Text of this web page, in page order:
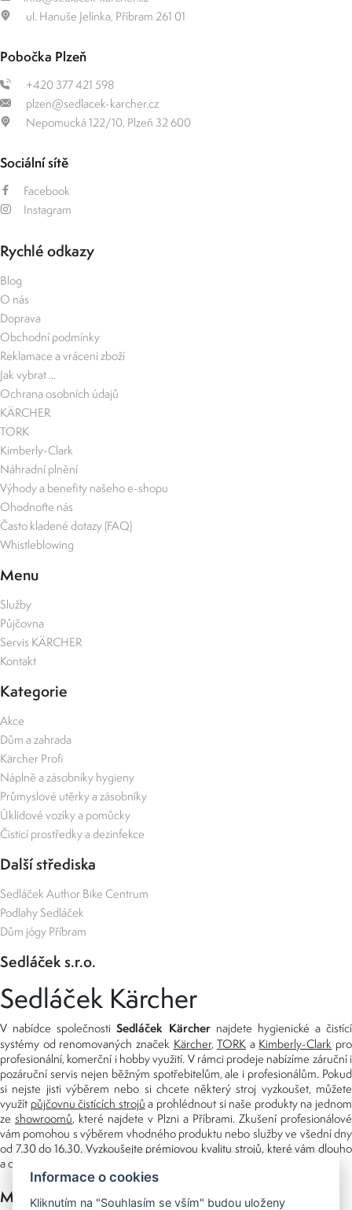
ul. Hanuše Jelínka, Příbram 261 01
Pobočka Plzeň
+420 377 421 598
plzen@sedlacek-karcher.cz
Nepomucká 122/10, Plzeň 32 600
Sociální sítě
Facebook
Instagram
Rychlé odkazy
Blog
O nás
Doprava
Obchodní podmínky
Reklamace a vrácení zboží
Jak vybrat ...
Ochrana osobních údajů
KÄRCHER
TORK
Kimberly-Clark
Náhradní plnění
Výhody a benefity našeho e-shopu
Ohodnoťte nás
Často kladené dotazy (FAQ)
Whistleblowing
Menu
Služby
Půjčovna
Servis KÄRCHER
Kontakt
Kategorie
Akce
Dům a zahrada
Kärcher Profi
Náplně a zásobníky hygieny
Průmyslové utěrky a zásobníky
Úklidové vozíky a pomůcky
Čisticí prostředky a dezinfekce
Další střediska
Sedláček Author Bike Centrum
Podlahy Sedláček
Dům jógy Příbram
Sedláček s.r.o.
Sedláček Kärcher
V nabídce společnostiSedláček Kärchernajdete hygienické a čistící
systémy od renomovaných značek Kärcher,TORK a Kimberly-Clark pro
profesionální, komerční i hobby využití. V rámci prodeje nabízíme záruční i
pozáruční servis nejen běžným spotřebitelům, ale i profesionálům. Pokud
si nejste jisti výběrem nebo si chcete některý stroj vyzkoušet, můžete
využít půjčovnu čistících strojů a prohlédnout si naše produkty na jednom
ze showroomů, které najdete v Plzni a Příbrami. Zkušení profesionálové
vám pomohou s výběrem vhodného produktu nebo služby ve všední dny
od 7.30 do 16.30. Vyzkoušejte prémiovou kvalitu strojů, které vám dlouho
a dobře poslouží nejen doma, ale i v zaměstnání.
Možnosti platby
Informace o cookies
Kliknutím na "Souhlasím se vším" budou uloženy